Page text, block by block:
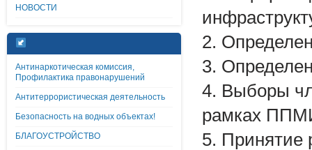
НОВОСТИ
Антинаркотическая комиссия,
Профилактика правонарушений
Антитеррористическая деятельность
Безопасность на водных объектах!
БЛАГОУСТРОЙСТВО
2.
3.
4. Выборы
рамках
5. Принятие